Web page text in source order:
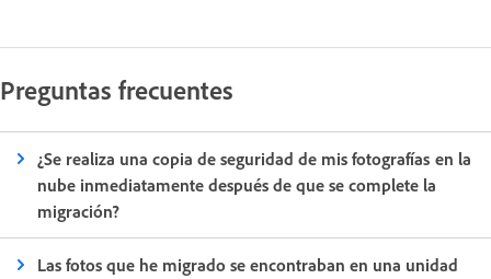
Preguntas frecuentes
¿Se realiza una copia de seguridad de mis fotografías en la
nube inmediatamente después de que se complete la
migración?
Las fotos que he migrado se encontraban en una unidad